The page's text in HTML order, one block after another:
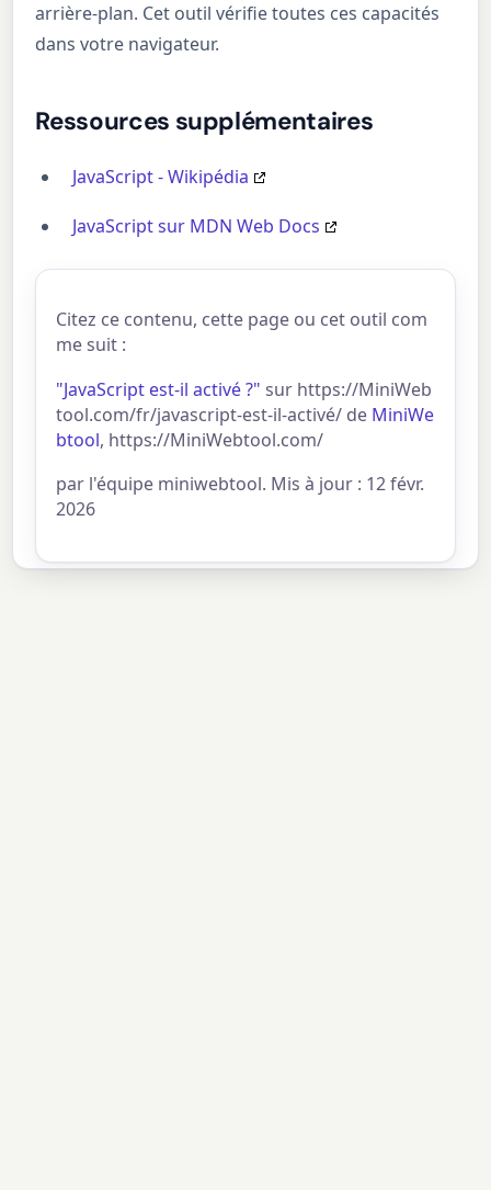
arrière-plan. Cet outil vérifie toutes ces capacités
dans votre navigateur.
Ressources supplémentaires
JavaScript - Wikipédia
JavaScript sur MDN Web Docs
Citez ce contenu, cette page ou cet outil com
me suit :
"JavaScript est-il activé ?" sur https://MiniWeb
tool.com/fr/javascript-est-il-activé/ de MiniWe
btool, https://MiniWebtool.com/
par l'équipe miniwebtool. Mis à jour : 12 févr.
2026